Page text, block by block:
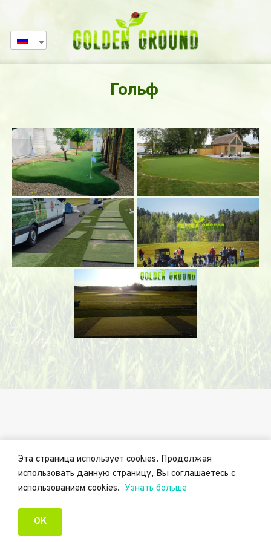
Гольф
Эта страница использует cookies. Продолжая
использовать данную страницу, Вы соглашаетесь с
использованием cookies. Узнать больше
ОК